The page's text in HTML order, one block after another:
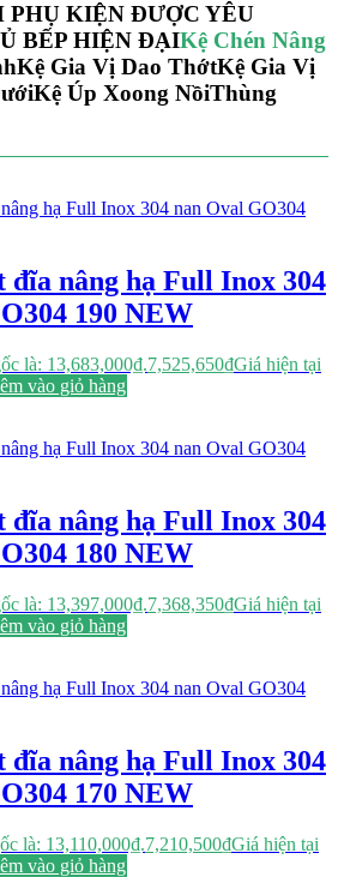
PHỤ KIỆN ĐƯỢC YÊU
BẾP HIỆN ĐẠIKệ Chén Nâng
Kệ Gia Vị Dao ThớtKệ Gia Vị
Kệ Úp Xoong NồiThùng
đĩa nâng hạ Full Inox 304
190 NEW
là: 13,683,000₫.7,525,650₫Giá hiện tại
vào giỏ hàng
đĩa nâng hạ Full Inox 304
180 NEW
là: 13,397,000₫.7,368,350₫Giá hiện tại
vào giỏ hàng
đĩa nâng hạ Full Inox 304
170 NEW
là: 13,110,000₫.7,210,500₫Giá hiện tại
vào giỏ hàng